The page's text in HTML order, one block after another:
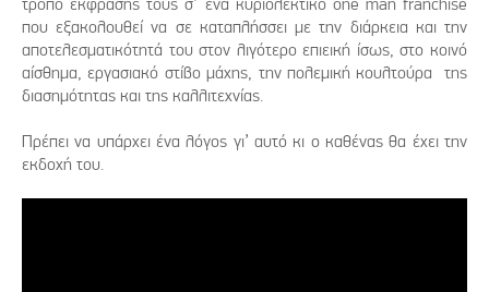
που εξακολουθεί να σε καταπλήσσει με την διάρκεια και την
αποτελεσματικότητά του στον λιγότερο επιεική ίσως, στο κοινό
αίσθημα, εργασιακό στίβο μάχης, την πολεμική κουλτούρα της
διασημότητας και της καλλιτεχνίας.
Πρέπει να υπάρχει ένα λόγος γι’ αυτό κι ο καθένας θα έχει την
εκδοχή του.